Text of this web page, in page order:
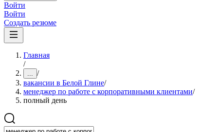
Войти
Войти
Создать резюме
Главная
/
... /
вакансии в Белой Глине/
менеджер по работе с корпоративными клиентами/
полный день